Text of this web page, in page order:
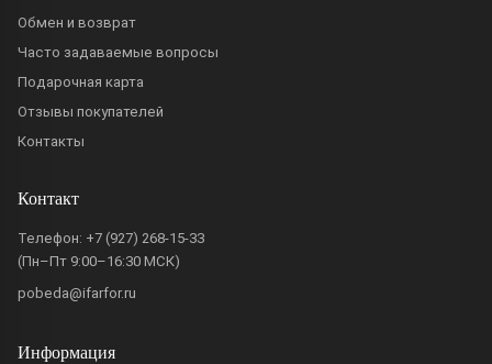
Обмен и возврат
Часто задаваемые вопросы
Подарочная карта
Отзывы покупателей
Контакты
Контакт
Телефон: +7 (927) 268-15-33
(Пн–Пт 9:00–16:30 МСК)
pobeda@ifarfor.ru
Информация